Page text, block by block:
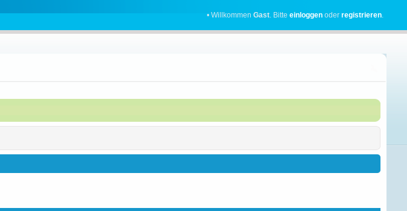
• WillkommenGast. Bitteeinloggen oderregistrieren.